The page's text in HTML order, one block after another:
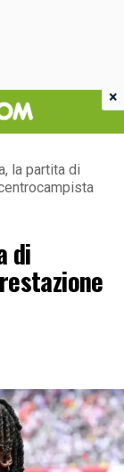
la partita di
di
×